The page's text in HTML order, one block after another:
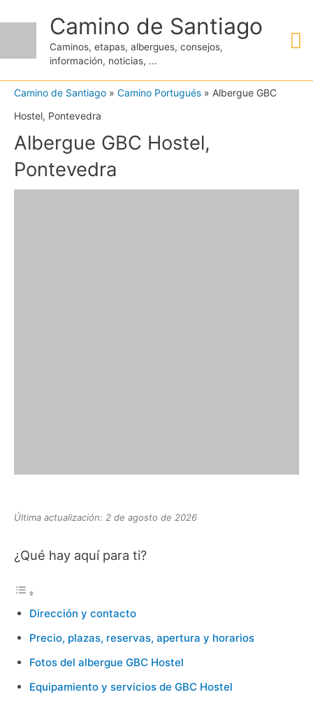
contenido
Camino de Santiago
Caminos, etapas, albergues, consejos,
información, noticias, ...
Camino de Santiago » Camino Portugués » Albergue GBC
Hostel, Pontevedra
Albergue GBC Hostel,
Pontevedra
Última actualización: 2 de agosto de 2026
¿Qué hay aquí para ti?
Dirección y contacto
Precio, plazas, reservas, apertura y horarios
Fotos del albergue GBC Hostel
Equipamiento y servicios de GBC Hostel